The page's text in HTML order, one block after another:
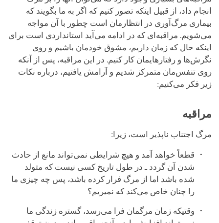
انجام داد، از قبیل اینکه تصور کنیم که اگر به ما بگویند که
بیماری مرگ‌آوری در انتظارمان است چطور با آن مواجه
می‌شویم. مراقبه‌ای که در ادامه می‌آید استانداردی است برای
اینکه حال که زمان داریم، مشوق خودمان باشیم و روی
نگرش‌‌ها و رفتارهایمان کار کنیم. در این مراقبه، پس از آنکه
روی تنفس‌مان متمرکز شدیم و آرامش یافتیم، درباره نکات
زیر فکر می‌کنیم:
مراقبه
مرگ اجتناب ‌ناپذیر است، زیرا:
قطعاً خواهد آمد و هیچ شرایطی نمی‌تواند مانع از حادث
شدن آن گردد ـ در طول تاریخ کسی نیست که متولد
شده باشد اما از مرگ فرار کرده باشد، پس چه چیزی ما
را چنان خاص می‌کند که نمیریم؟
وقتیکه زمان مرگمان فرا می‌رسد، گستره زندگی ما